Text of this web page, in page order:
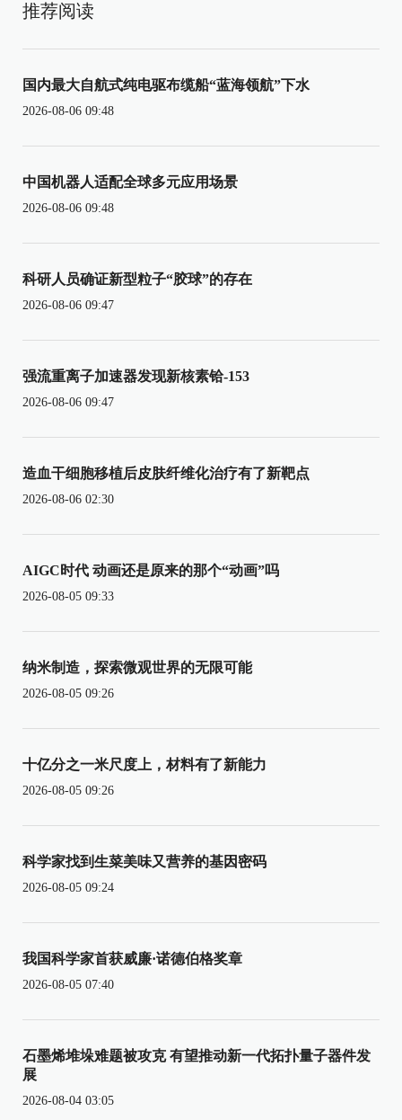
推荐阅读
国内最大自航式纯电驱布缆船“蓝海领航”下水
2026-08-06 09:48
中国机器人适配全球多元应用场景
2026-08-06 09:48
科研人员确证新型粒子“胶球”的存在
2026-08-06 09:47
强流重离子加速器发现新核素铪-153
2026-08-06 09:47
造血干细胞移植后皮肤纤维化治疗有了新靶点
2026-08-06 02:30
AIGC时代 动画还是原来的那个“动画”吗
2026-08-05 09:33
纳米制造，探索微观世界的无限可能
2026-08-05 09:26
十亿分之一米尺度上，材料有了新能力
2026-08-05 09:26
科学家找到生菜美味又营养的基因密码
2026-08-05 09:24
我国科学家首获威廉·诺德伯格奖章
2026-08-05 07:40
石墨烯堆垛难题被攻克 有望推动新一代拓扑量子器件发
展
2026-08-04 03:05